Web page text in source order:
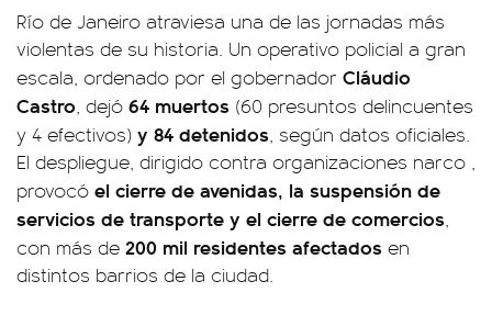
Río de Janeiro atraviesa una de las jornadas más
violentas de su historia. Un operativo policial a gran
escala, ordenado por el gobernador Cláudio
Castro, dejó 64 muertos (60 presuntos delincuentes
y 4 efectivos) y 84 detenidos, según datos oficiales.
El despliegue, dirigido contra organizaciones narco ,
provocó el cierre de avenidas, la suspensión de
servicios de transporte y el cierre de comercios,
con más de 200 mil residentes afectados en
distintos barrios de la ciudad.